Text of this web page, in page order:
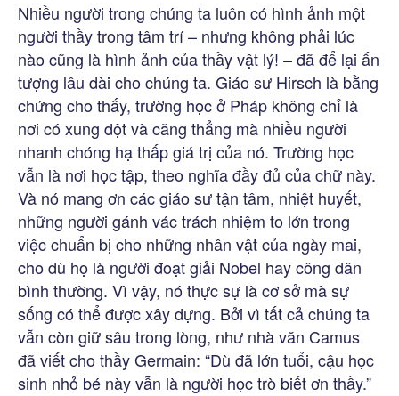
Nhiều người trong chúng ta luôn có hình ảnh một
người thầy trong tâm trí – nhưng không phải lúc
nào cũng là hình ảnh của thầy vật lý! – đã để lại ấn
tượng lâu dài cho chúng ta. Giáo sư Hirsch là bằng
chứng cho thấy, trường học ở Pháp không chỉ là
nơi có xung đột và căng thẳng mà nhiều người
nhanh chóng hạ thấp giá trị của nó. Trường học
vẫn là nơi học tập, theo nghĩa đầy đủ của chữ này.
Và nó mang ơn các giáo sư tận tâm, nhiệt huyết,
những người gánh vác trách nhiệm to lớn trong
việc chuẩn bị cho những nhân vật của ngày mai,
cho dù họ là người đoạt giải Nobel hay công dân
bình thường. Vì vậy, nó thực sự là cơ sở mà sự
sống có thể được xây dựng. Bởi vì tất cả chúng ta
vẫn còn giữ sâu trong lòng, như nhà văn Camus
đã viết cho thầy Germain: “Dù đã lớn tuổi, cậu học
sinh nhỏ bé này vẫn là người học trò biết ơn thầy.”